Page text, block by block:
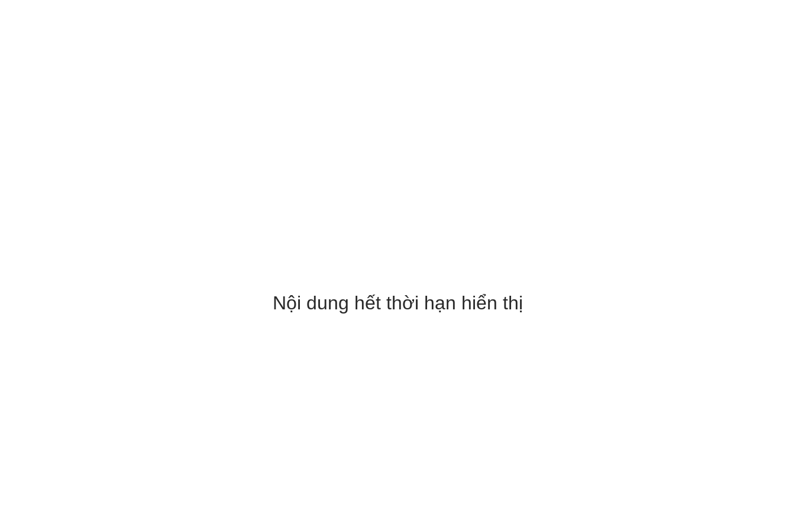
Nội dung hết thời hạn hiển thị